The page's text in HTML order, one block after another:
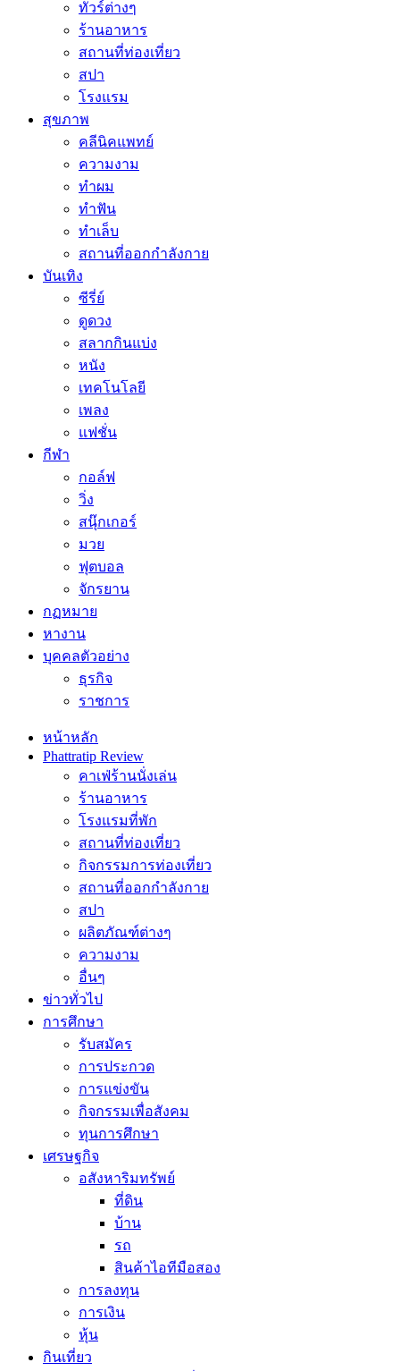
ทัวร์ต่างๆ
ร้านอาหาร
สถานที่ท่องเที่ยว
สปา
โรงแรม
สุขภาพ
คลีนิคแพทย์
ความงาม
ทำผม
ทำฟัน
ทำเล็บ
สถานที่ออกกำลังกาย
บันเทิง
ซีรี่ย์
ดูดวง
สลากกินแบ่ง
หนัง
เทคโนโลยี
เพลง
แฟชั่น
กีฬา
กอล์ฟ
วิ่ง
สนุ๊กเกอร์
มวย
ฟุตบอล
จักรยาน
กฏหมาย
หางาน
บุคคลตัวอย่าง
ธุรกิจ
ราชการ
หน้าหลัก
Phattratip Review
คาเฟ่ร้านนั่งเล่น
ร้านอาหาร
โรงแรมที่พัก
สถานที่ท่องเที่ยว
กิจกรรมการท่องเที่ยว
สถานที่ออกกำลังกาย
สปา
ผลิตภัณฑ์ต่างๆ
ความงาม
อื่นๆ
ข่าวทั่วไป
การศึกษา
รับสมัคร
การประกวด
การแข่งขัน
กิจกรรมเพื่อสังคม
ทุนการศึกษา
เศรษฐกิจ
อสังหาริมทรัพย์
ที่ดิน
บ้าน
รถ
สินค้าไอทีมือสอง
การลงทุน
การเงิน
หุ้น
กินเที่ยว